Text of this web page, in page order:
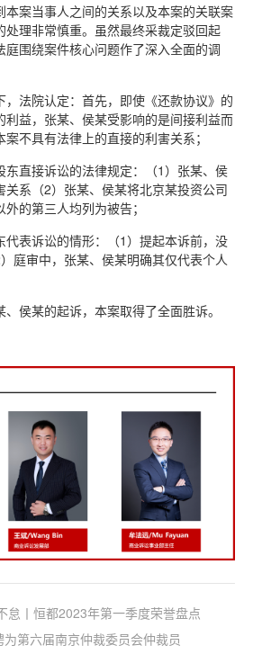
本案当事人之间的关系以及本案的关联案
处理非常慎重。虽然最终采裁定驳回起
围绕案件核心问题作了深入全面的调
法院认定：首先，即使《还款协议》的
利益，张某、侯某受影响的是间接利益而
不具有法律上的直接的利害关系；
东直接诉讼的法律规定：（1）张某、侯
系（2）张某、侯某将北京某投资公司
的第三人均列为被告；
代表诉讼的情形：（1）提起本诉前，没
庭审中，张某、侯某明确其仅代表个人
侯某的起诉，本案取得了全面胜诉。
怠丨恒都2023年第一季度荣誉盘点
第六届南京仲裁委员会仲裁员